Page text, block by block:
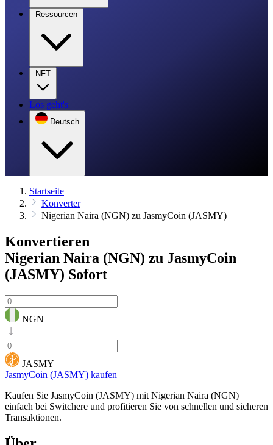
Ressourcen
NFT
Los geht's
Deutsch
Startseite
Konverter
Nigerian Naira (NGN) zu JasmyCoin (JASMY)
Konvertieren
Nigerian Naira (NGN) zu JasmyCoin
(JASMY) Sofort
NGN
JASMY
JasmyCoin (JASMY) kaufen
Kaufen Sie JasmyCoin (JASMY) mit Nigerian Naira (NGN)
einfach bei Switchere und profitieren Sie von schnellen und sicheren
Transaktionen.